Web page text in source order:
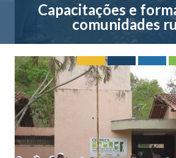
Capacitações e
comunidades